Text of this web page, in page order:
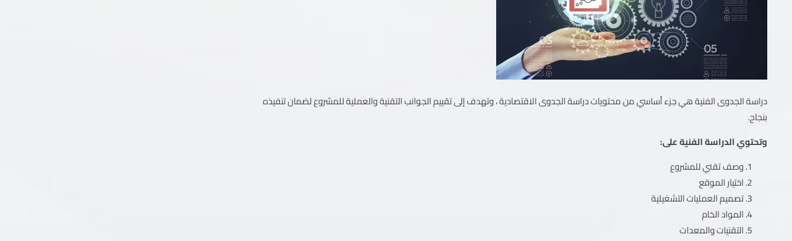
دراسة الجدوى الفنية هي جزء أساسي من محتويات دراسة الجدوى الاقتصادية ، وتهدف إلى تقييم الجوانب التقنية والعملية للمشروع لضمان تنفيذه
بنجاح.
وتحتوي الدراسة الفنية على:
وصف تقني للمشروع
اختيار الموقع
تصميم العمليات التشغيلية
المواد الخام
التقنيات والمعدات